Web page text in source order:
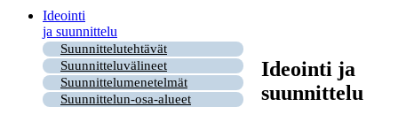
Ideointi
ja suunnittelu
Suunnittelutehtävät
Suunnitteluvälineet
Suunnittelumenetelmät
Suunnittelun-osa-alueet
Ideointi ja
suunnittelu